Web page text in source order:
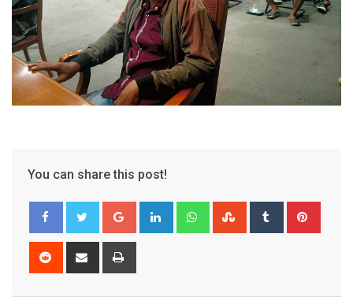
You can share this post!
Google+ LinkedIn WhatsappStumbleUpon
Tumblr
Reddit
Share